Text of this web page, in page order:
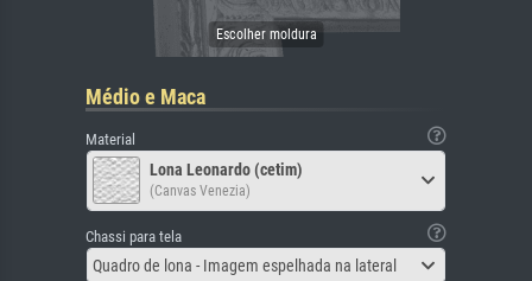
Médio e Maca
Material
Lona Leonardo (cetim)
(Canvas Venezia)
Chassi para tela
Quadro de lona - Imagem espelhada na lateral